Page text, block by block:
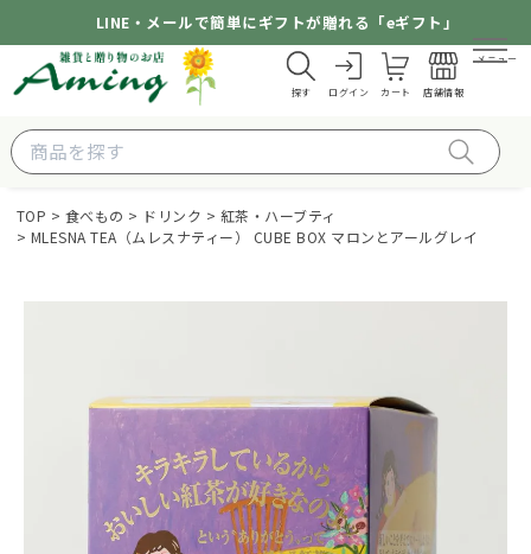
LINE・メールで簡単にギフトが贈れる「eギフト」
探す ログイン カート 店舗情報
メニュー
TOP 食べもの ドリンク
紅茶・ハーブティ
MLESNA TEA（ムレスナティー） CUBE BOX マロンとアールグレイ